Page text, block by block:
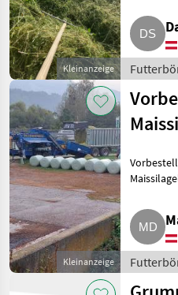
Kleinanzeige
Kleinanzeige
Siliermittel, kann 14 Tage
dem
Werden